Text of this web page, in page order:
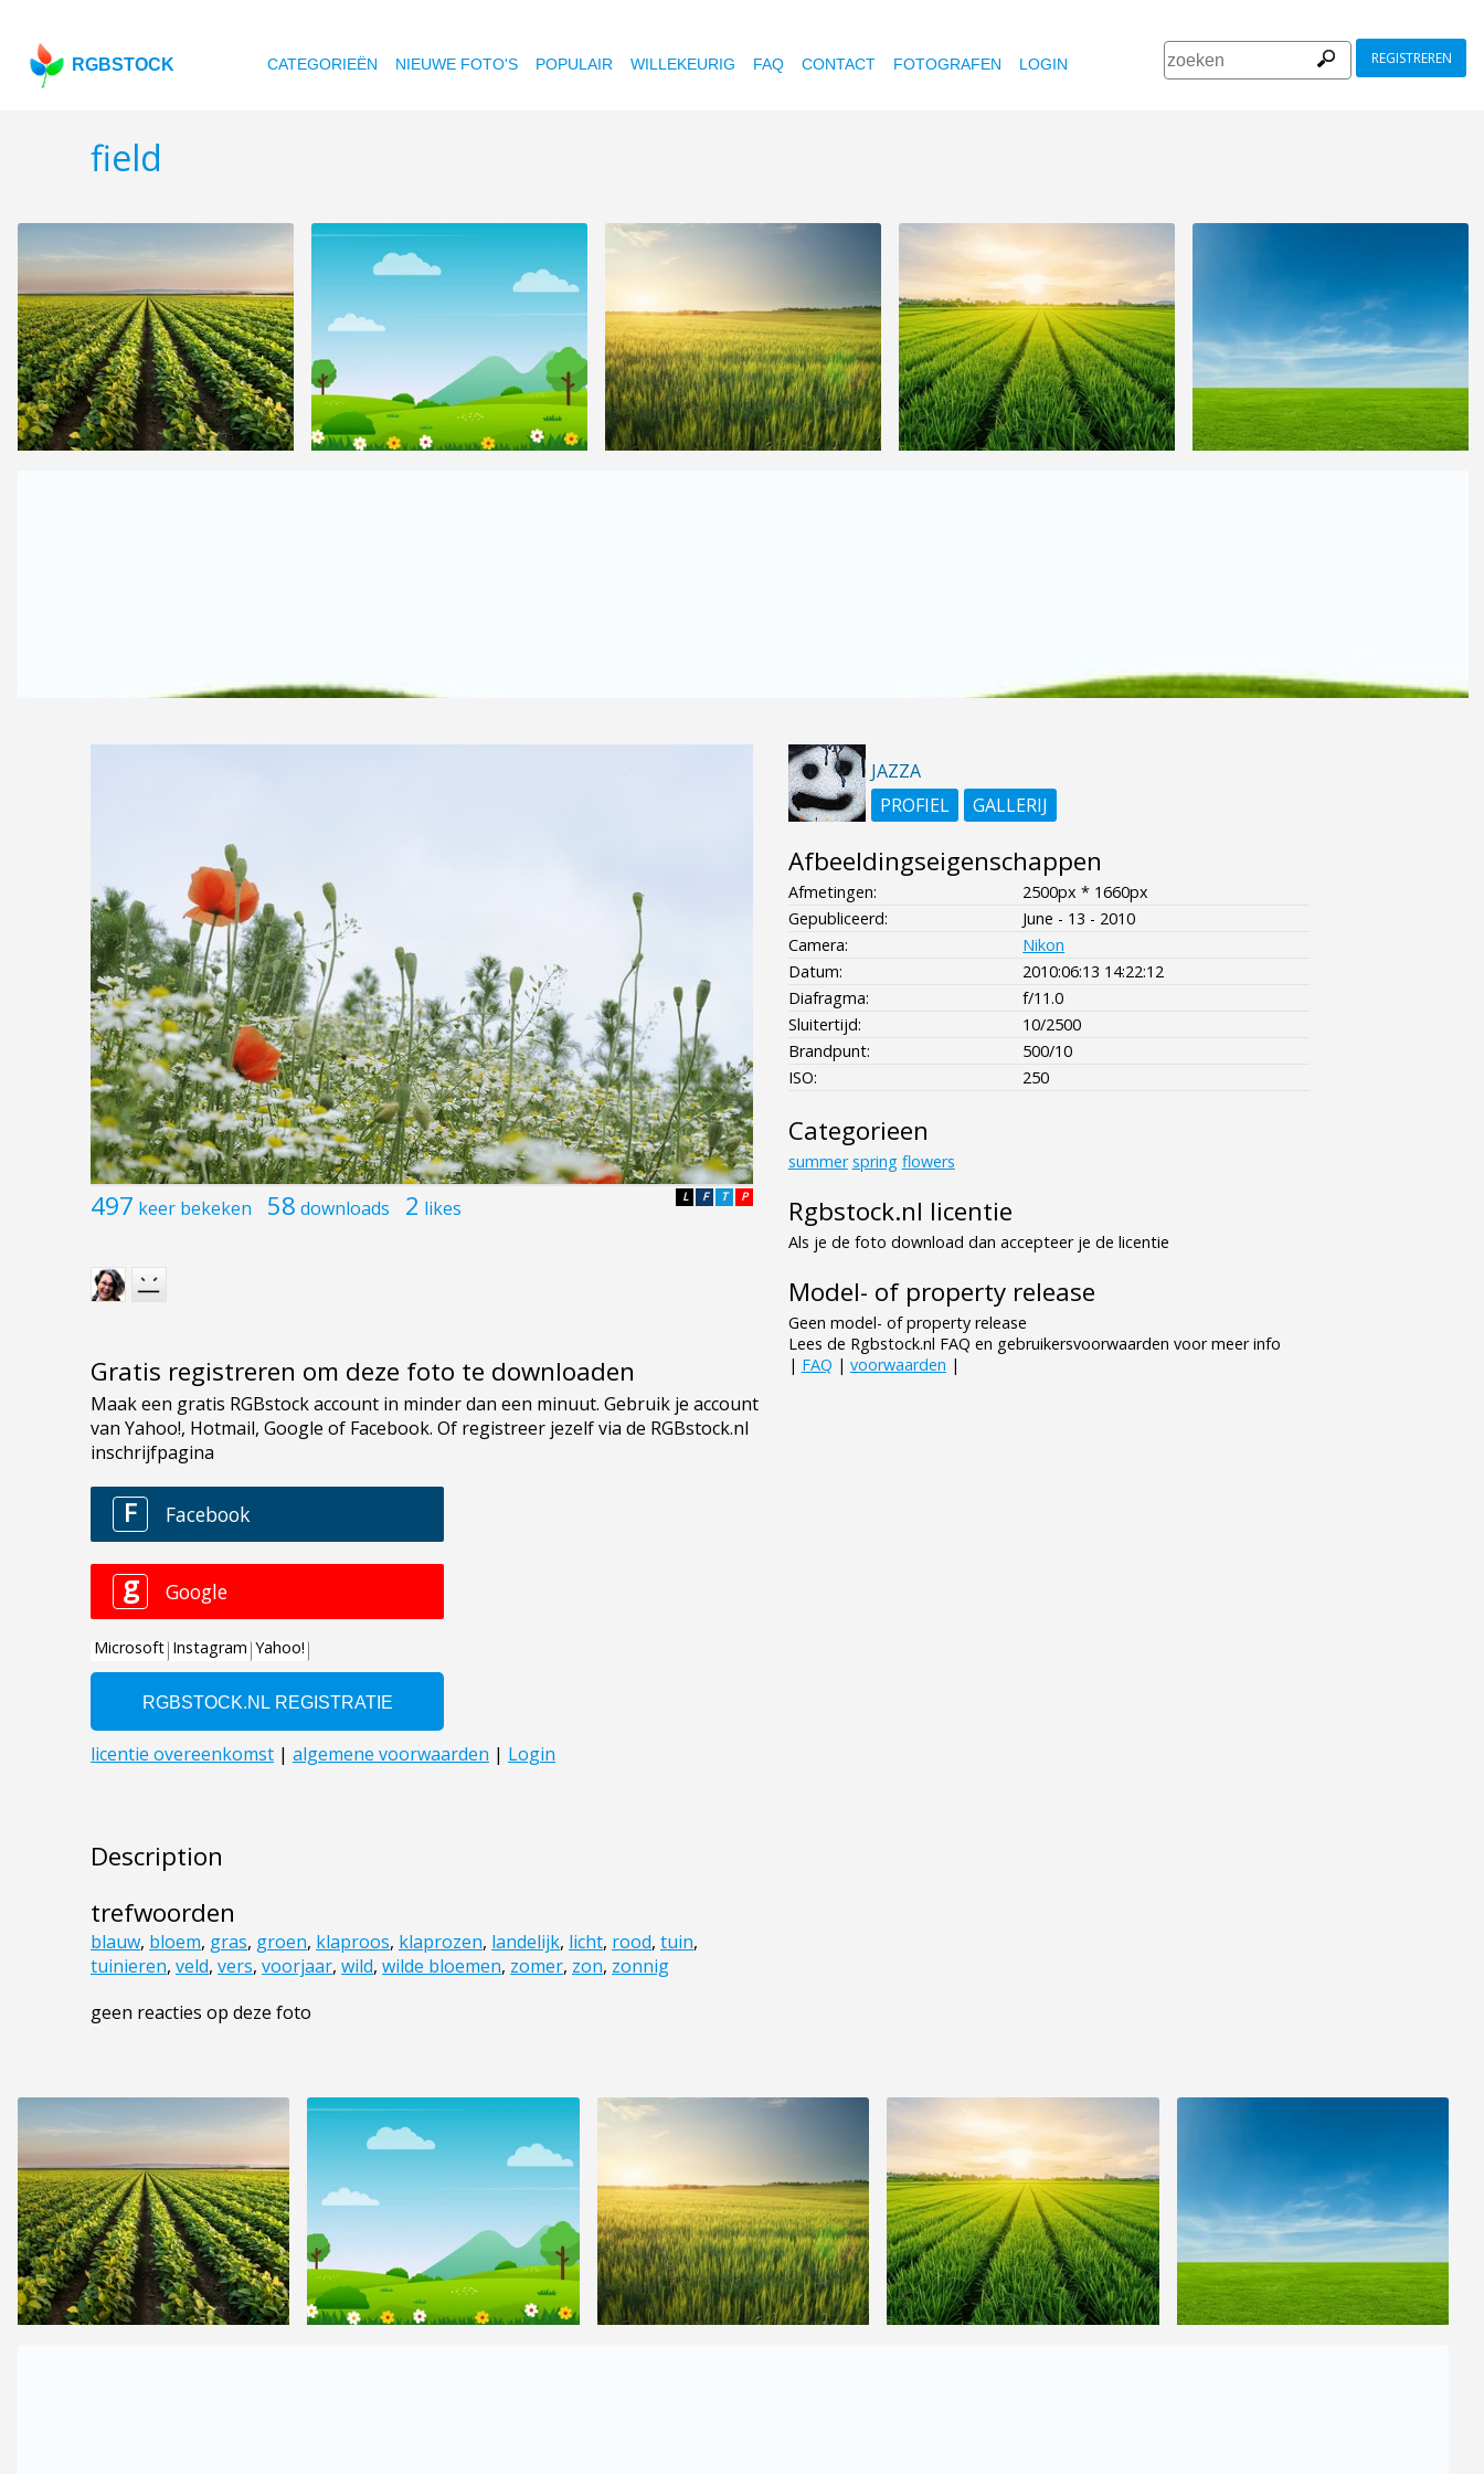
RGBSTOCK CATEGORIEËN NIEUWE FOTO'S POPULAIR WILLEKEURIG FAQ CONTACT FOTOGRAFEN LOGIN REGISTREREN
field
497 keer bekeken 58 downloads 2 likes P
T
F
L
Gratis registreren om deze foto te downloaden
Description
trefwoorden
blauw, bloem, gras, groen, klaproos, klaprozen, landelijk, licht, rood, tuin,
tuinieren, veld, vers, voorjaar, wild, wilde bloemen, zomer, zon, zonnig
geen reacties op deze foto
JAZZA
PROFIEL
GALLERIJ
Afbeeldingseigenschappen
Afmetingen:
2500px * 1660px
Gepubliceerd:
June - 13 - 2010
Camera:
Nikon
Datum:
2010:06:13 14:22:12
Diafragma:
f/11.0
Sluitertijd:
10/2500
Brandpunt:
500/10
ISO:
250
Categorieen
summer spring flowers
Rgbstock.nl licentie
Als je de foto download dan accepteer je de licentie
Model- of property release
Geen model- of property release
Lees de Rgbstock.nl FAQ en gebruikersvoorwaarden voor meer info
| FAQ | voorwaarden |